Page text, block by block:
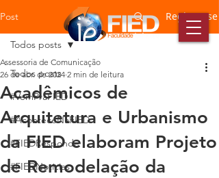
Post Registre-se
Todos posts
#VemPraFIED
#AconteceNaFIED
#FIEDResponde
#FIEDNotícias
Todos posts
Acadêmicos de
Arquitetura e Urbanismo
da FIED elaboram Projeto
de Remodelação da
Assessoria de Comunicação
26 de abr. de 2024 2 min de leitura